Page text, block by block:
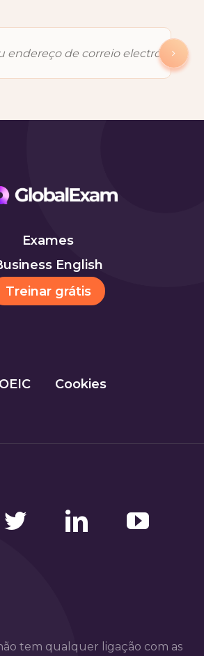
Exames
English
Treinar grátis
Cookies
tem qualquer ligação com as